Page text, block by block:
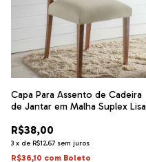
Capa Para Assento de Cadeira
de Jantar em Malha Suplex Lisa
R$38,00
3 x de R$12,67 sem juros
R$36,10 com Boleto